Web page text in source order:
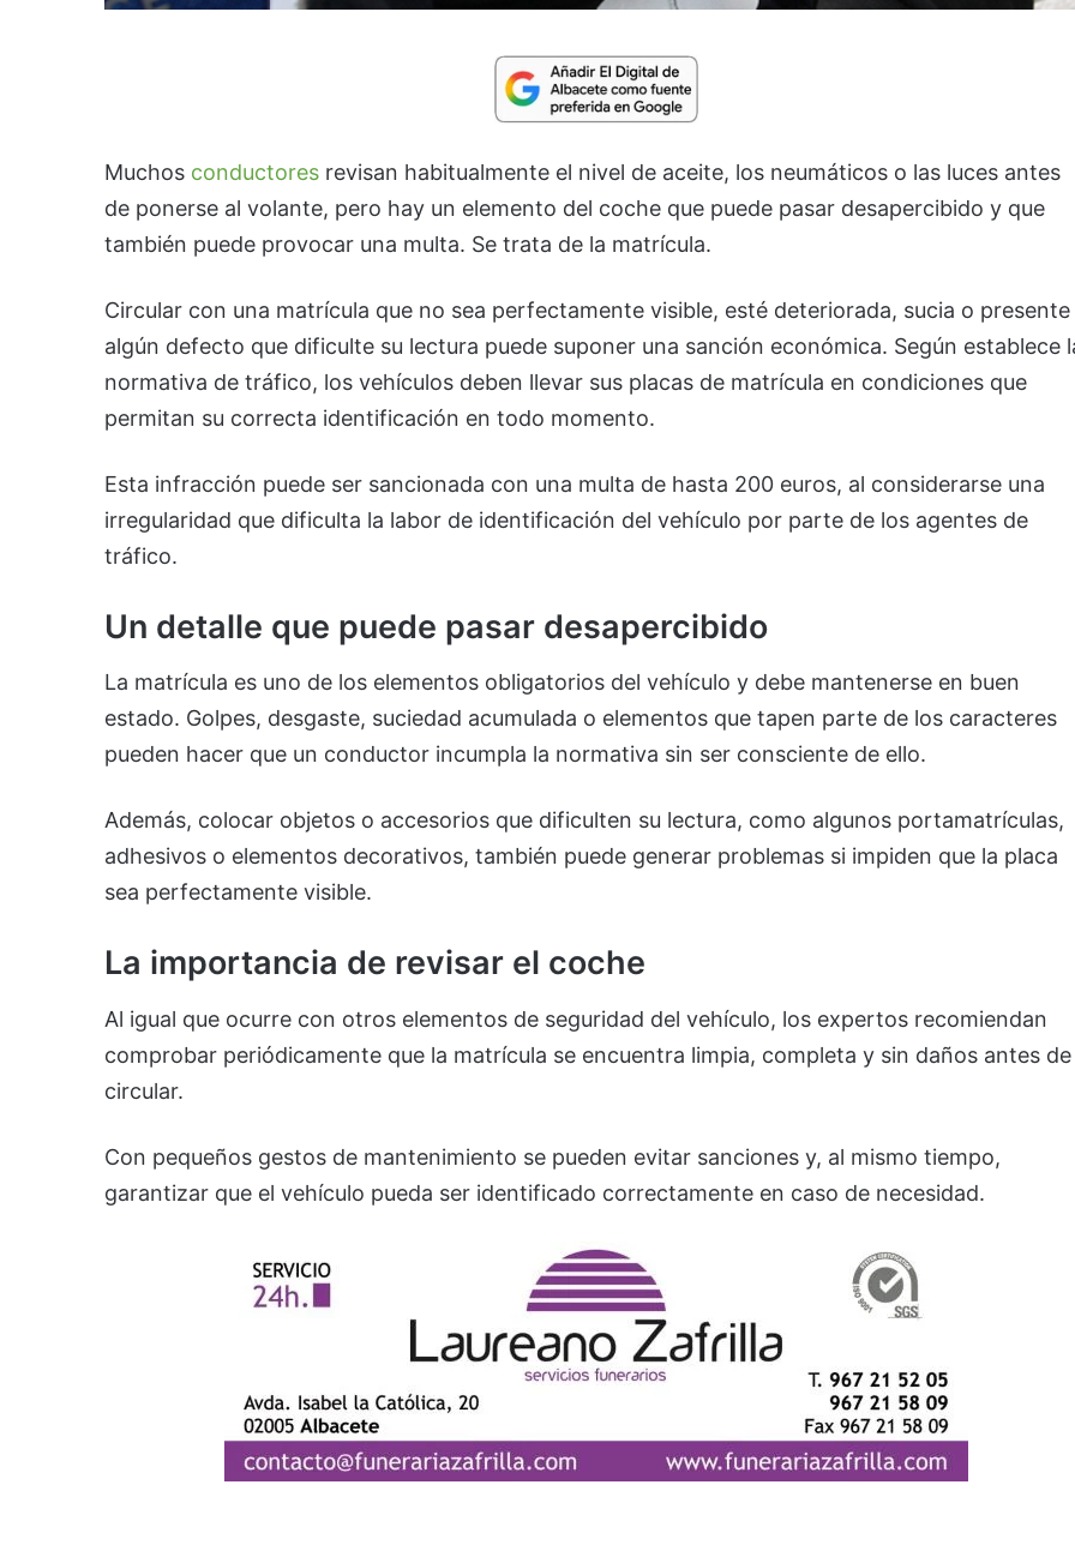
Muchos conductores revisan habitualmente el nivel de aceite, los neumáticos o las luces antes
de ponerse al volante, pero hay un elemento del coche que puede pasar desapercibido y que
también puede provocar una multa. Se trata de la matrícula.
Circular con una matrícula que no sea perfectamente visible, esté deteriorada, sucia o presente
algún defecto que dificulte su lectura puede suponer una sanción económica. Según establece
normativa de tráfico, los vehículos deben llevar sus placas de matrícula en condiciones que
permitan su correcta identificación en todo momento.
Esta infracción puede ser sancionada con una multa de hasta 200 euros, al considerarse una
irregularidad que dificulta la labor de identificación del vehículo por parte de los agentes de
tráfico.
Un detalle que puede pasar desapercibido
La matrícula es uno de los elementos obligatorios del vehículo y debe mantenerse en buen
estado. Golpes, desgaste, suciedad acumulada o elementos que tapen parte de los caracteres
pueden hacer que un conductor incumpla la normativa sin ser consciente de ello.
Además, colocar objetos o accesorios que dificulten su lectura, como algunos portamatrículas,
adhesivos o elementos decorativos, también puede generar problemas si impiden que la placa
sea perfectamente visible.
La importancia de revisar el coche
Al igual que ocurre con otros elementos de seguridad del vehículo, los expertos recomiendan
comprobar periódicamente que la matrícula se encuentra limpia, completa y sin daños antes de
circular.
Con pequeños gestos de mantenimiento se pueden evitar sanciones y, al mismo tiempo,
garantizar que el vehículo pueda ser identificado correctamente en caso de necesidad.